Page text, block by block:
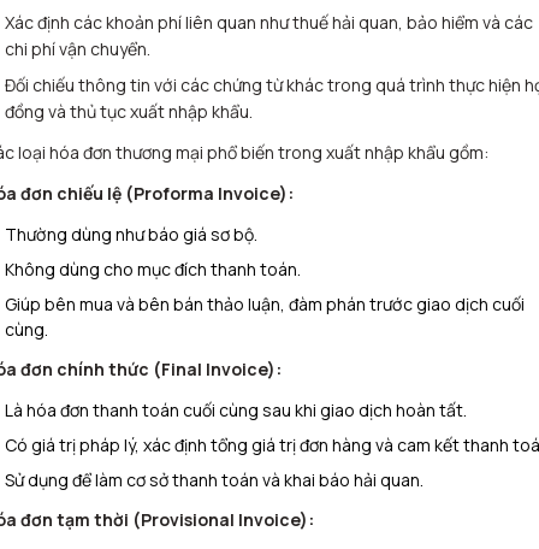
Xác định các khoản phí liên quan như thuế hải quan, bảo hiểm và các
chi phí vận chuyển.
Đối chiếu thông tin với các chứng từ khác trong quá trình thực hiện
đồng và thủ tục xuất nhập khẩu.
loại hóa đơn thương mại phổ biến trong xuất nhập khẩu gồm:
đơn chiếu lệ (Proforma Invoice):
Thường dùng như báo giá sơ bộ.
Không dùng cho mục đích thanh toán.
Giúp bên mua và bên bán thảo luận, đàm phán trước giao dịch cuối
cùng.
đơn chính thức (Final Invoice):
Là hóa đơn thanh toán cuối cùng sau khi giao dịch hoàn tất.
Có giá trị pháp lý, xác định tổng giá trị đơn hàng và cam kết thanh
Sử dụng để làm cơ sở thanh toán và khai báo hải quan.
đơn tạm thời (Provisional Invoice):